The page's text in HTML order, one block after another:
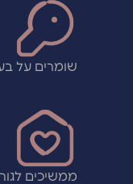
שומרים על
ממשיכים